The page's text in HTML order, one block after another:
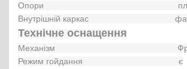
Опори
Технічне оснащення
Механізм
Режим гойдання                                        є